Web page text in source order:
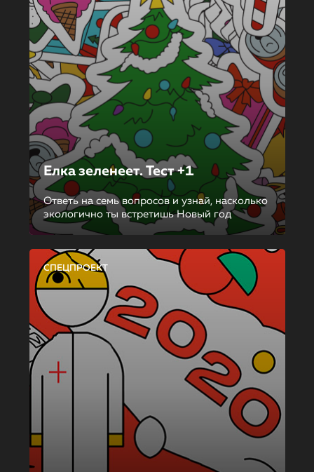
Елка зеленеет. Тест +1
Ответь на семь вопросов и узнай, насколько
экологично ты встретишь Новый год
СПЕЦПРОЕКТ